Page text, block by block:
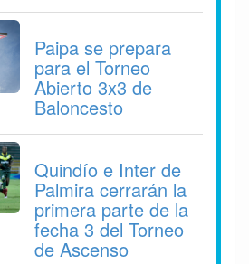
Paipa se prepara
para el Torneo
Abierto 3x3 de
Baloncesto
Quindío e Inter de
Palmira cerrarán la
primera parte de la
fecha 3 del Torneo
de Ascenso